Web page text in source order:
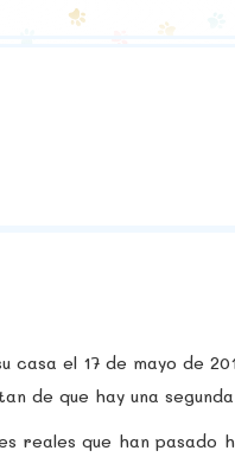
el 17 de mayo de
de que hay una
reales que han pasado